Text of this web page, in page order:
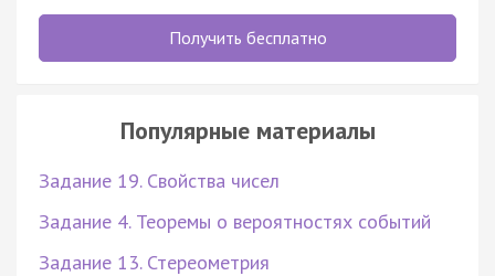
Получить бесплатно
Популярные материалы
Задание 19. Свойства чисел
Задание 4. Теоремы о вероятностях событий
Задание 13. Стереометрия